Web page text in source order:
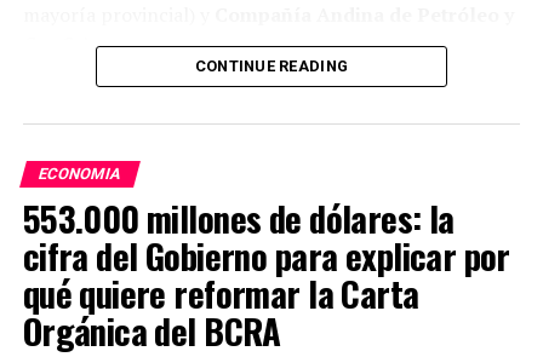
Gas S.A.
ADVERTISEMENT
CONTINUE READING
ECONOMIA
553.000 millones de dólares: la
cifra del Gobierno para explicar por
qué quiere reformar la Carta
Orgánica del BCRA